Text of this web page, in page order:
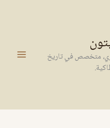
متخصص في تاريخ